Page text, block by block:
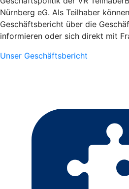
Nürnberg eG. Als Teilhaber
Geschäftsbericht über die
informieren oder sich direkt mit
Unser Geschäftsbericht